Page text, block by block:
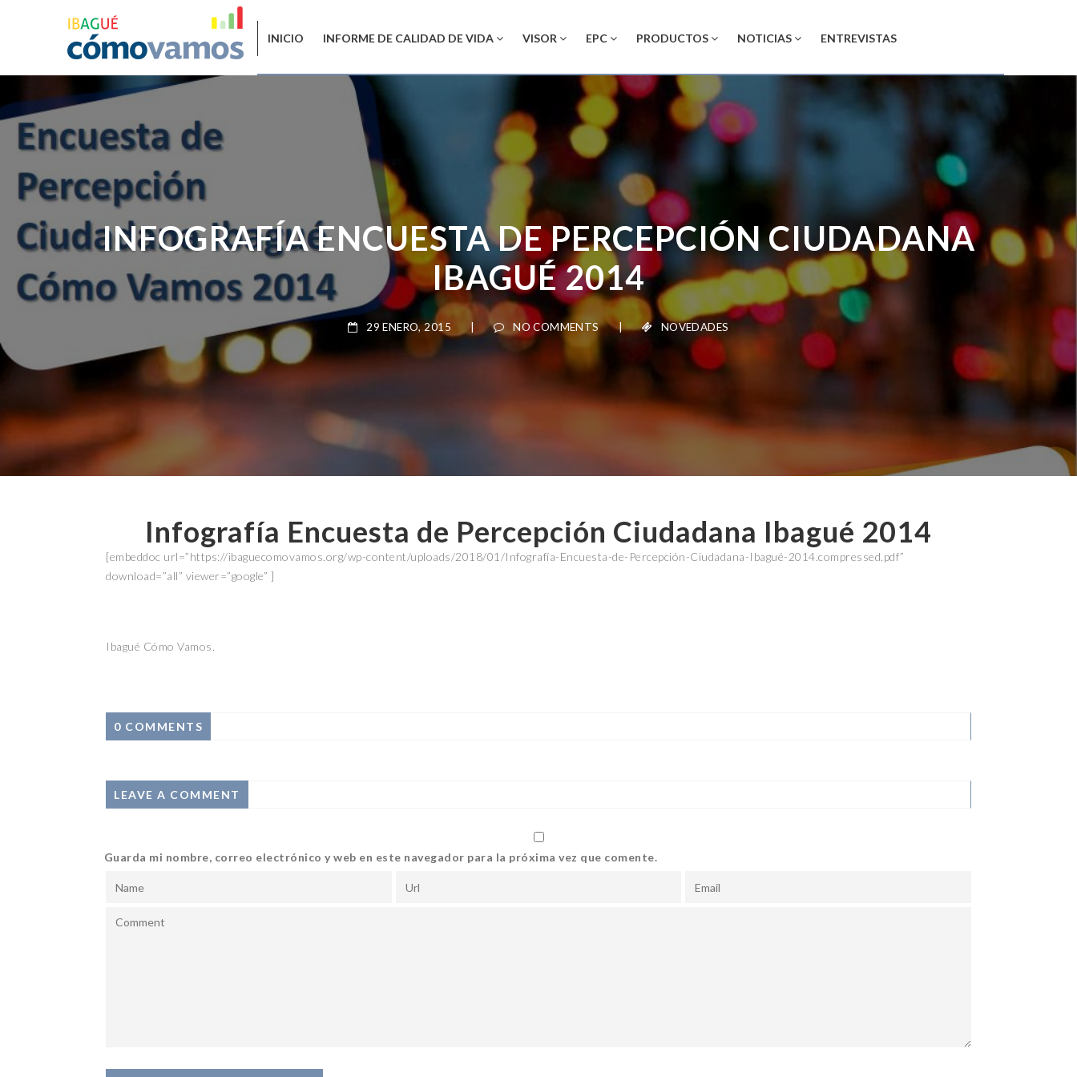
INICIO INFORME DE CALIDAD DE VIDA VISOR EPC PRODUCTOS NOTICIAS ENTREVISTAS
INFOGRAFÍA ENCUESTA DE PERCEPCIÓN CIUDADANA
IBAGUÉ 2014
29 ENERO, 2015 NO COMMENTS NOVEDADES
Infografía Encuesta de Percepción Ciudadana Ibagué 2014
[embeddoc url=”https://ibaguecomovamos.org/wp-content/uploads/2018/01/Infografía-Encuesta-de-Percepción-Ciudadana-Ibagué-2014.compressed.pdf”
download=”all” viewer=”google” ]
Ibagué Cómo Vamos.
0 COMMENTS
LEAVE A COMMENT
Guarda mi nombre, correo electrónico y web en este navegador para la próxima vez que comente.